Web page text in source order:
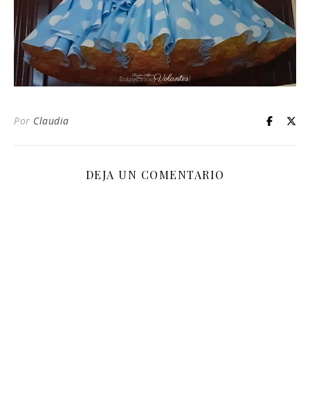
Por Claudia
DEJA UN COMENTARIO